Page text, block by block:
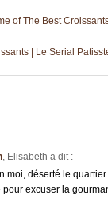
of The Best
| Le Serial
, Elisabeth a dit :
moi, déserté le
excuser la